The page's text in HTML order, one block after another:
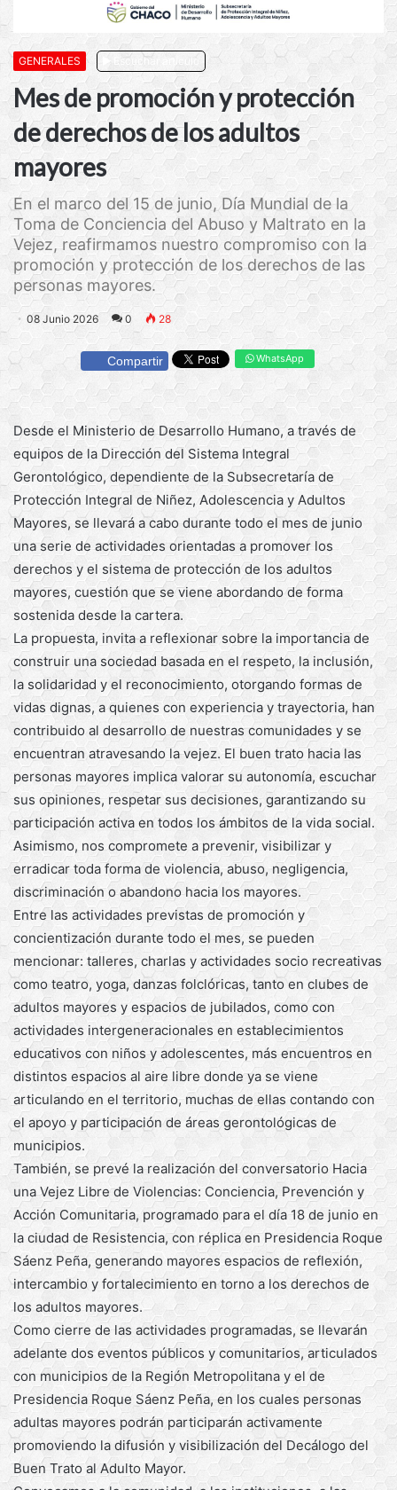
GENERALES Escuchar artículo
Mes de promoción y protección
de derechos de los adultos
mayores
En el marco del 15 de junio, Día Mundial de la
Toma de Conciencia del Abuso y Maltrato en la
Vejez, reafirmamos nuestro compromiso con la
promoción y protección de los derechos de las
personas mayores.
08 Junio 2026 0 28
Compartir WhatsApp
Desde el Ministerio de Desarrollo Humano, a través de
equipos de la Dirección del Sistema Integral
Gerontológico, dependiente de la Subsecretaría de
Protección Integral de Niñez, Adolescencia y Adultos
Mayores, se llevará a cabo durante todo el mes de junio
una serie de actividades orientadas a promover los
derechos y el sistema de protección de los adultos
mayores, cuestión que se viene abordando de forma
sostenida desde la cartera.
La propuesta, invita a reflexionar sobre la importancia de
construir una sociedad basada en el respeto, la inclusión,
la solidaridad y el reconocimiento, otorgando formas de
vidas dignas, a quienes con experiencia y trayectoria, han
contribuido al desarrollo de nuestras comunidades y se
encuentran atravesando la vejez. El buen trato hacia las
personas mayores implica valorar su autonomía, escuchar
sus opiniones, respetar sus decisiones, garantizando su
participación activa en todos los ámbitos de la vida social.
Asimismo, nos compromete a prevenir, visibilizar y
erradicar toda forma de violencia, abuso, negligencia,
discriminación o abandono hacia los mayores.
Entre las actividades previstas de promoción y
concientización durante todo el mes, se pueden
mencionar: talleres, charlas y actividades socio recreativas
como teatro, yoga, danzas folclóricas, tanto en clubes de
adultos mayores y espacios de jubilados, como con
actividades intergeneracionales en establecimientos
educativos con niños y adolescentes, más encuentros en
distintos espacios al aire libre donde ya se viene
articulando en el territorio, muchas de ellas contando con
el apoyo y participación de áreas gerontológicas de
municipios.
También, se prevé la realización del conversatorio Hacia
una Vejez Libre de Violencias: Conciencia, Prevención y
Acción Comunitaria, programado para el día 18 de junio en
la ciudad de Resistencia, con réplica en Presidencia Roque
Sáenz Peña, generando mayores espacios de reflexión,
intercambio y fortalecimiento en torno a los derechos de
los adultos mayores.
Como cierre de las actividades programadas, se llevarán
adelante dos eventos públicos y comunitarios, articulados
con municipios de la Región Metropolitana y el de
Presidencia Roque Sáenz Peña, en los cuales personas
adultas mayores podrán participarán activamente
promoviendo la difusión y visibilización del Decálogo del
Buen Trato al Adulto Mayor.